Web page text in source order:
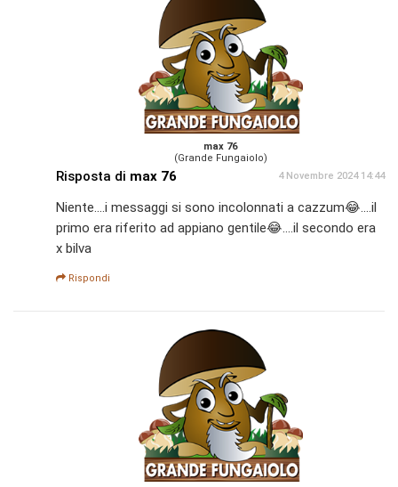
max 76
(Grande Fungaiolo)
Risposta di max 76 4 Novembre 2024 14:44
Niente....i messaggi si sono incolonnati a cazzum😂....il
primo era riferito ad appiano gentile😂....il secondo era
x bilva
Rispondi